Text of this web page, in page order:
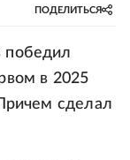
ПОДЕЛИТЬСЯ
победил
в 2025
сделал